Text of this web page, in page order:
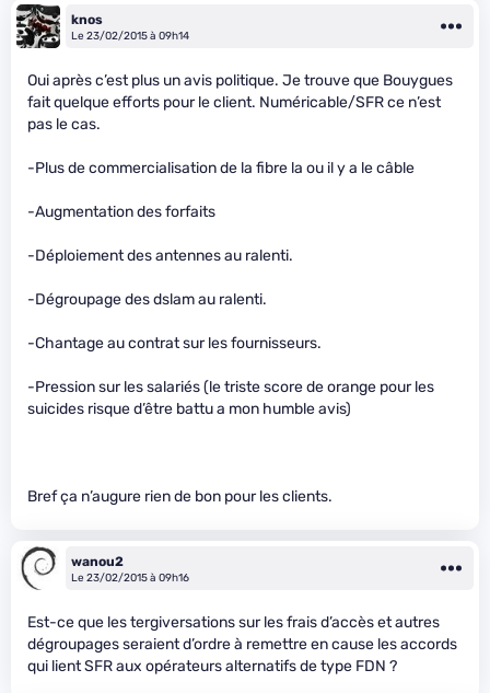
knos
Le 23/02/2015 à 09h14
Oui après c’est plus un avis politique. Je trouve que Bouygues
fait quelque efforts pour le client. Numéricable/SFR ce n’est
pas le cas.
-Plus de commercialisation de la fibre la ou il y a le câble
-Augmentation des forfaits
-Déploiement des antennes au ralenti.
-Dégroupage des dslam au ralenti.
-Chantage au contrat sur les fournisseurs.
-Pression sur les salariés (le triste score de orange pour les
suicides risque d’être battu a mon humble avis)
Bref ça n’augure rien de bon pour les clients.
wanou2
Le 23/02/2015 à 09h16
Est-ce que les tergiversations sur les frais d’accès et autres
dégroupages seraient d’ordre à remettre en cause les accords
qui lient SFR aux opérateurs alternatifs de type FDN ?